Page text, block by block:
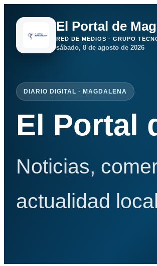
El Portal de
RED DE MEDIOS · GRUPO
sábado, 8 de agosto de 2026
DIARIO DIGITAL · MAGDALENA
El Portal
Noticias,
actualidad